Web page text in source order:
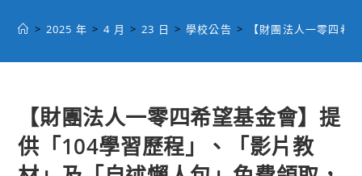
> 2025 年 > 4 月 > 23 日 > 學校公告 > 【財團法人一零四希
【財團法人一零四希望基金會】提
供「104學習歷程」、「影片教